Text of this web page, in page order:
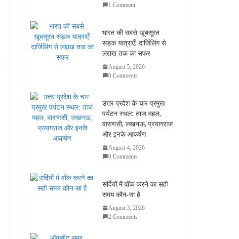
1 Comment
भारत की सबसे खूबसूरत
सड़क यात्राएँ: दार्जिलिंग से
लद्दाख तक का सफर
August 5, 2026
0 Comments
उत्तर प्रदेश के चार प्रमुख
पर्यटन स्थल: ताज महल,
वाराणसी, लखनऊ, प्रयागराज
और इनके आकर्षण
August 4, 2026
0 Comments
सर्दियों में वॉक करने का सही
समय कौन-सा है
August 3, 2026
2 Comments